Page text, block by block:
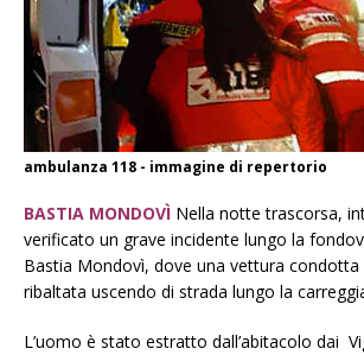
ambulanza 118 - immagine di repertorio
BASTIA MONDOVÌ Nella notte trascorsa,
verificato un grave incidente lungo la
Bastia Mondovì, dove una vettura condotta
ribaltata uscendo di strada lungo la
L’uomo è stato estratto dall’abitacolo dai